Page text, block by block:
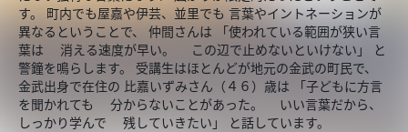
す。 町内でも屋嘉や伊芸、並里でも 言葉やイントネーションが
異なるということで、 仲間さんは 「使われている範囲が狭い言
葉は 消える速度が早い。 この辺で止めないといけない」 と
警鐘を鳴らします。 受講生はほとんどが地元の金武の町民で、
金武出身で在住の 比嘉いずみさん（４６）歳は 「子どもに方言
を聞かれても 分からないことがあった。 いい言葉だから、
しっかり学んで 残していきたい」 と話しています。